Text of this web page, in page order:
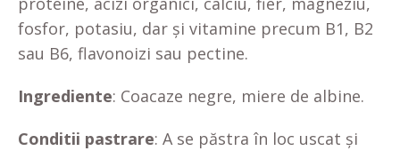
fosfor, potasiu, dar şi vitamine precum B1, B2
sau B6, flavonoizi sau pectine.
Ingrediente: Coacaze negre, miere de albine.
Conditii pastrare: A se păstra în loc uscat și